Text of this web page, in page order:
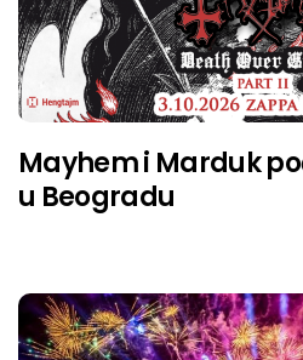
Mayhem i Marduk
u Beogradu